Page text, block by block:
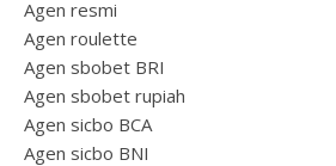
Agen resmi
Agen roulette
Agen sbobet BRI
Agen sbobet rupiah
Agen sicbo BCA
Agen sicbo BNI